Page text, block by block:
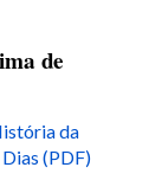
de
da
(PDF)